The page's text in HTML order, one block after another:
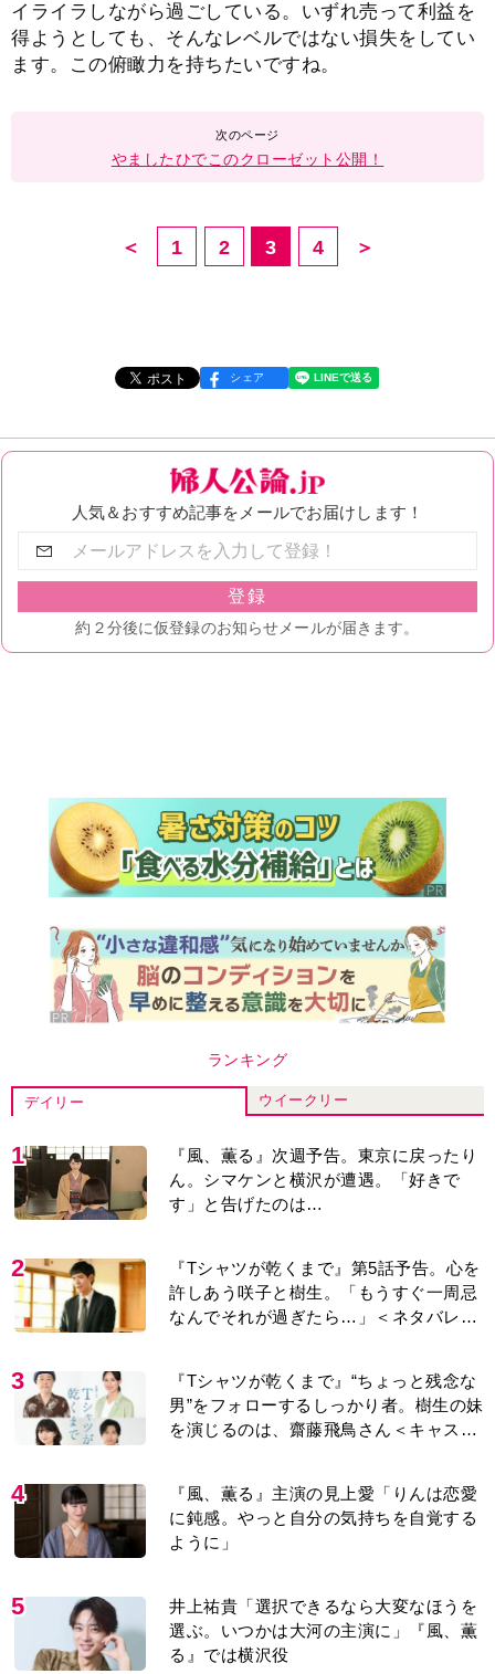
イライラしながら過ごしている。いずれ売って利益を
得ようとしても、そんなレベルではない損失をしてい
ます。この俯瞰力を持ちたいですね。
やましたひでこのクローゼット公開！
＜ 1 2 3 4 ＞
シェア
ランキング
デイリー ウイークリー
1
『風、薫る』次週予告。東京に戻ったり
ん。シマケンと横沢が遭遇。「好きで
す」と告げたのは…
2
『Tシャツが乾くまで』第5話予告。心を
許しあう咲子と樹生。「もうすぐ一周忌
なんでそれが過ぎたら…」＜ネタバレあ
3
『Tシャツが乾くまで』“ちょっと残念な
男”をフォローするしっかり者。樹生の妹
を演じるのは、齋藤飛鳥さん＜キャスト
4
『風、薫る』主演の見上愛「りんは恋愛
に鈍感。やっと自分の気持ちを自覚する
ように」
5
井上祐貴「選択できるなら大変なほうを
選ぶ。いつかは大河の主演に」『風、薫
る』では横沢役